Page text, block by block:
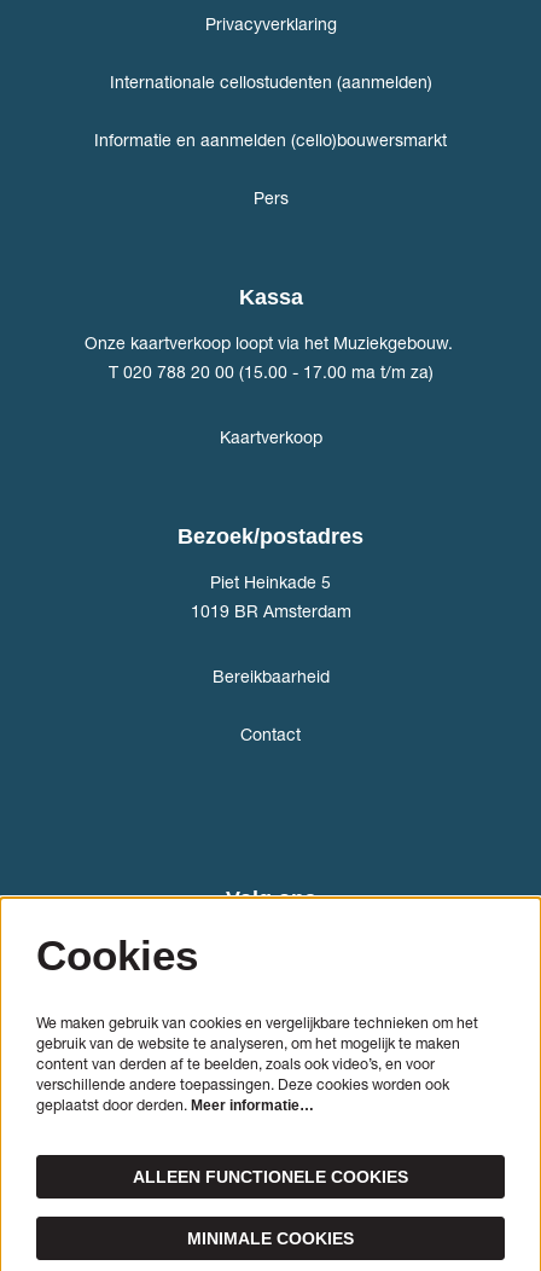
Privacyverklaring
Internationale cellostudenten (aanmelden)
Informatie en aanmelden (cello)bouwersmarkt
Pers
Kassa
Onze kaartverkoop loopt via het Muziekgebouw.
T 020 788 20 00 (15.00 - 17.00 ma t/m za)
Kaartverkoop
Bezoek/postadres
Piet Heinkade 5
1019 BR Amsterdam
Bereikbaarheid
Contact
Volg ons
Cookies
We maken gebruik van cookies en vergelijkbare technieken om het
gebruik van de website te analyseren, om het mogelijk te maken
content van derden af te beelden, zoals ook video’s, en voor
verschillende andere toepassingen. Deze cookies worden ook
geplaatst door derden. Meer informatie…
ALLEEN FUNCTIONELE COOKIES
MINIMALE COOKIES